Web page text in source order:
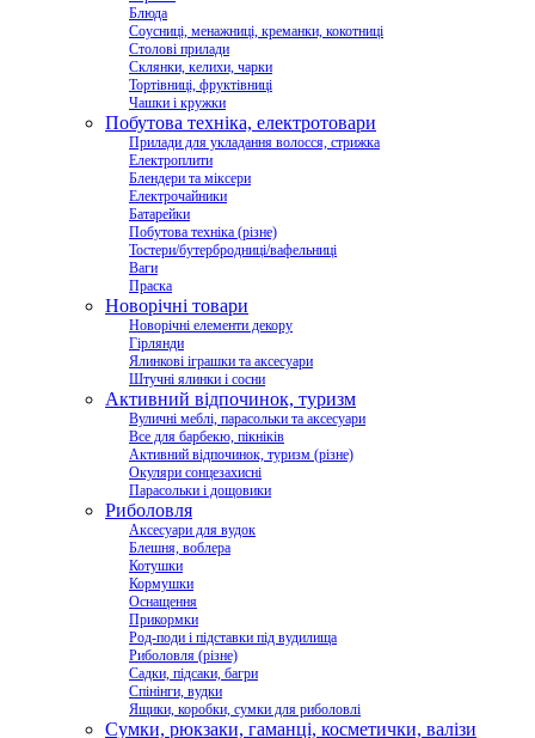
Блюда
Соусниці, менажниці, креманки, кокотниці
Столові прилади
Склянки, келихи, чарки
Тортівниці, фруктівниці
Чашки і кружки
Побутова техніка, електротовари
Прилади для укладання волосся, стрижка
Електроплити
Блендери та міксери
Електрочайники
Батарейки
Побутова техніка (різне)
Тостери/бутербродниці/вафельниці
Ваги
Праска
Новорічні товари
Новорічні елементи декору
Гірлянди
Ялинкові іграшки та аксесуари
Штучні ялинки і сосни
Активний відпочинок, туризм
Вуличні меблі, парасольки та аксесуари
Все для барбекю, пікніків
Активний відпочинок, туризм (різне)
Окуляри сонцезахисні
Парасольки і дощовики
Риболовля
Аксесуари для вудок
Блешня, воблера
Котушки
Кормушки
Оснащення
Прикормки
Род-поди і підставки під вудилища
Риболовля (різне)
Садки, підсаки, багри
Спінінги, вудки
Ящики, коробки, сумки для риболовлі
Сумки, рюкзаки, гаманці, косметички, валізи